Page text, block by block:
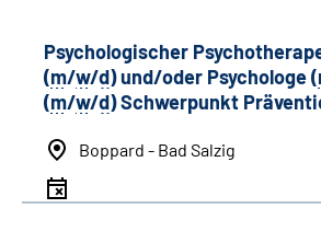
Psychologischer
(m/w/d) und/oder Psychologe (
(m/w/d) Schwerpunkt
Boppard - Bad Salzig